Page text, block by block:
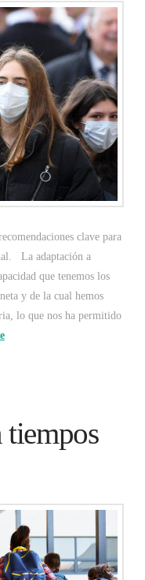
clave para
La adaptación a
que tenemos los
y de la cual hemos
lo que nos ha permitido
tiempos